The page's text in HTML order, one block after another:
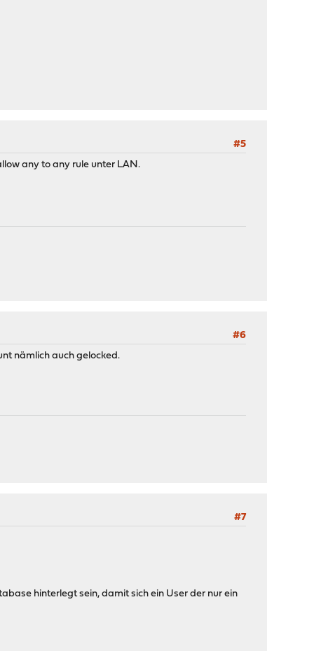
#5
any to any rule unter LAN.
#6
nämlich auch gelocked.
#7
hinterlegt sein, damit sich ein User der nur ein